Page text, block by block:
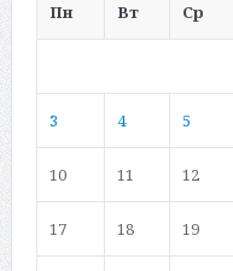
Пн
Вт Ср
3 4 5
10 11 12
17 18 19